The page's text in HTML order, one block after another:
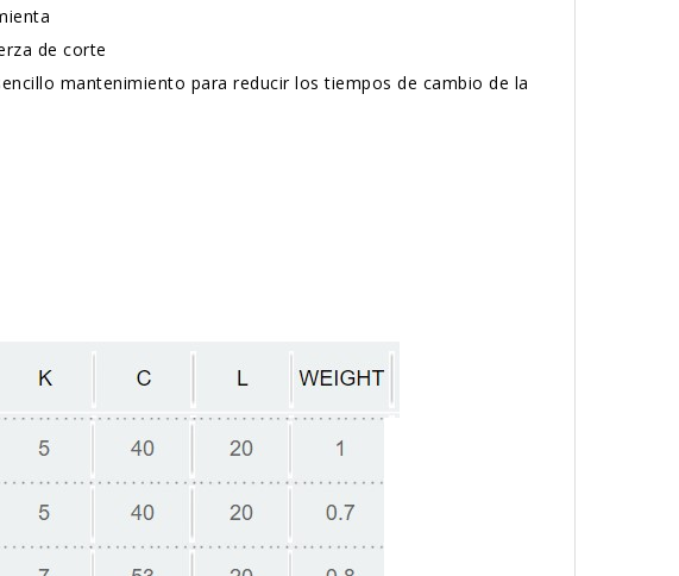
de corte
mantenimiento para reducir los tiempos de cambio de la